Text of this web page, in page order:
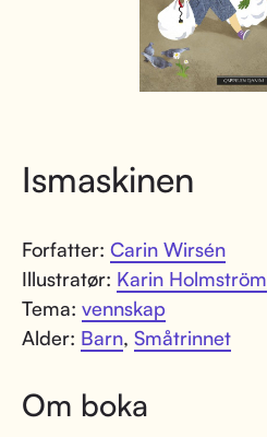
Ismaskinen
Forfatter: Carin Wirsén
Illustratør: Karin Holmström
Tema: vennskap
Alder: Barn, Småtrinnet
Om boka